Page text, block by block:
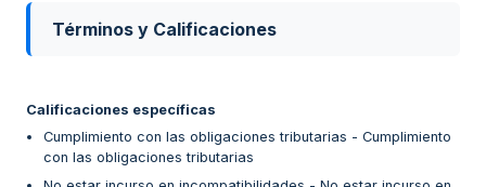
Términos y Calificaciones
Calificaciones específicas
Cumplimiento con las obligaciones tributarias - Cumplimiento
con las obligaciones tributarias